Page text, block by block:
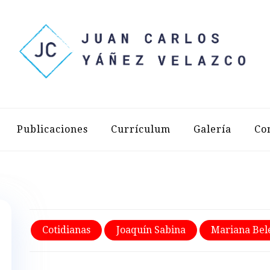
YÁÑEZ
Publicaciones Currículum Galería
Cotidianas Joaquín Sabina Mariana